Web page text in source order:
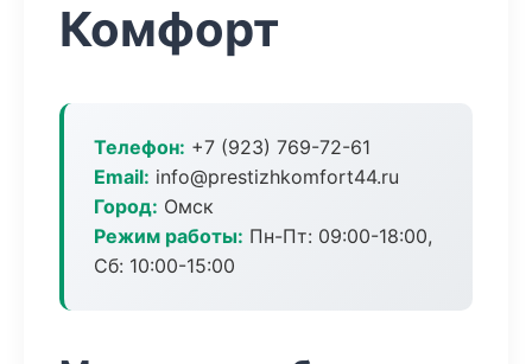
Комфорт
Телефон: +7 (923) 769-72-61
Email: info@prestizhkomfort44.ru
Город: Омск
Режим работы: Пн-Пт: 09:00-18:00,
Сб: 10:00-15:00